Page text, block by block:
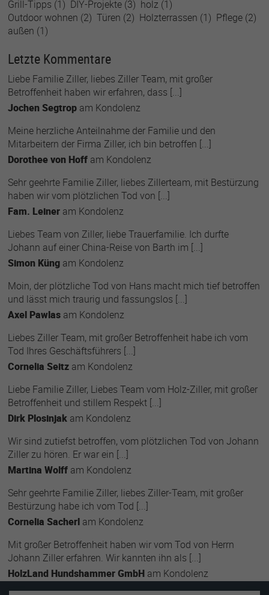
Grill-Tipps (1) DIY-Projekte(3) holz(1)
Outdoor wohnen (2) Türen (2) Holzterrassen (1) Pflege(2)
außen (1)
Letzte Kommentare
Liebe Familie Ziller, liebes Ziller Team, mit großer
Betroffenheit haben wir erfahren, dass [...]
Jochen Segtrop am Kondolenz
Meine herzliche Anteilnahme der Familie und den
Mitarbeitern der Firma Ziller, ich bin betroffen [...]
Dorothee von Hoff am Kondolenz
Sehr geehrte Familie Ziller, liebes Zillerteam, mit Bestürzung
haben wir vom plötzlichen Tod von [...]
Fam. Leiner am Kondolenz
Liebes Team von Ziller, liebe Trauerfamilie. Ich durfte
Johann auf einer China-Reise von Barth im [...]
Simon Küng am Kondolenz
Moin, der plötzliche Tod von Hans macht mich tief betroffen
und lässt mich traurig und fassungslos [...]
Axel Pawlas am Kondolenz
Liebes Ziller Team, mit großer Betroffenheit habe ich vom
Tod Ihres Geschäftsführers [...]
Cornelia Seitz am Kondolenz
Liebe Familie Ziller, Liebes Team vom Holz-Ziller, mit großer
Betroffenheit und stillem Respekt [...]
Dirk Plosinjak am Kondolenz
Wir sind zutiefst betroffen, vom plötzlichen Tod von Johann
Ziller zu hören. Er war ein [...]
Martina Wolff am Kondolenz
Sehr geehrte Familie Ziller, liebes Ziller-Team, mit großer
Bestürzung habe ich vom Tod [...]
Cornelia Sacherl am Kondolenz
Mit großer Betroffenheit haben wir vom Tod von Herrn
Johann Ziller erfahren. Wir kannten ihn als [...]
HolzLand Hundshammer GmbH am Kondolenz